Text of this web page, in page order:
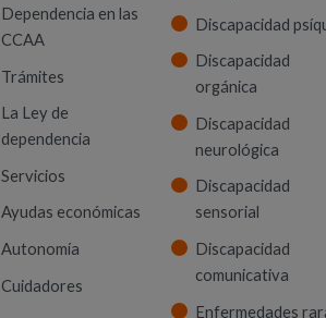
Dependencia en las
CCAA
Trámites
La Ley de
dependencia
Servicios
Ayudas económicas
Autonomía
Cuidadores
Discapacidad
Discapacidad
orgánica
Discapacidad
neurológica
Discapacidad
sensorial
Discapacidad
comunicativa
Enfermedades